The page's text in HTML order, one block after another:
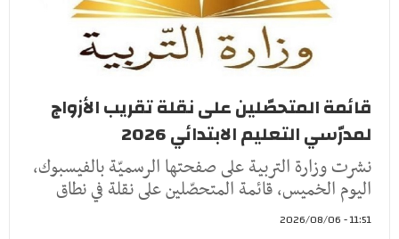
قائمة المتحصّلين على نقلة تقريب الأزواج
لمدرّسي التعليم الابتدائي 2026
نشرت وزارة التربية على صفحتها الرسميّة بالفيسبوك،
اليوم الخميس، قائمة المتحصّلين على نقلة في نطاق
11:51 - 2026/08/06